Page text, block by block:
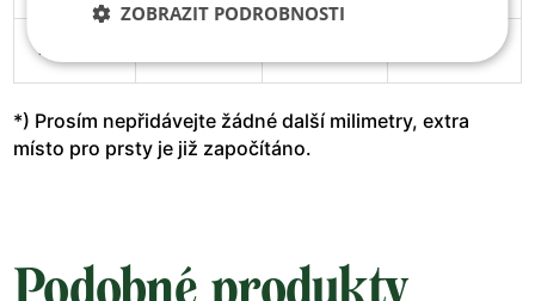
49
*) Prosím nepřidávejte žádné další milimetry, extra
místo pro prsty je již započítáno.
ZOBRAZIT PODROBNOSTI